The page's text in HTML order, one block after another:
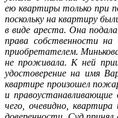
ею квартиры только при
поскольку на квартиру
в виде ареста. Она
права собственности
приобретателем.
не проживала. К ней
удостоверение на имя
квартире произошел
и
чего, очевидно,